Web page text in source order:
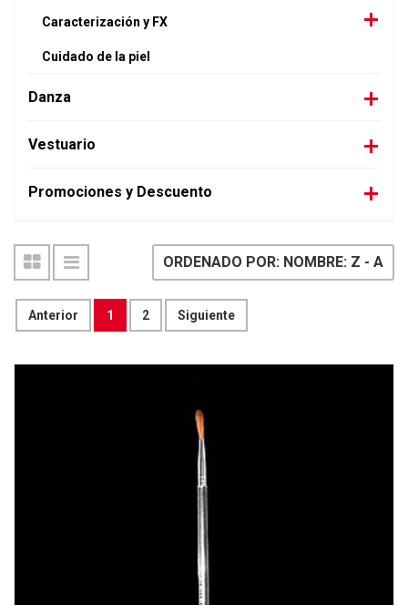
Caracterización y FX
Cuidado de la piel
Danza
Vestuario
Promociones y Descuento
Anterior 1 2 Siguiente
ORDENADO POR: NOMBRE: Z - A